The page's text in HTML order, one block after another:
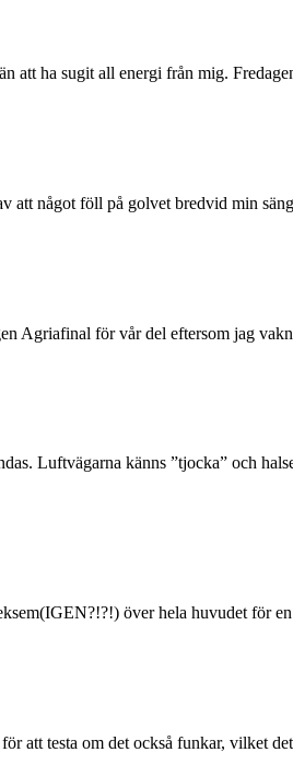
att ha sugit all energi från mig.
att något föll på golvet bredvid min
Agriafinal för vår del eftersom jag
Luftvägarna känns ”tjocka” och
över hela huvudet
att testa om det också funkar, vilket